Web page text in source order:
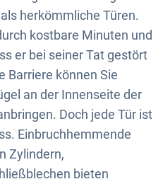
herkömmliche Türen.
kostbare Minuten und
er bei seiner Tat gestört
Barriere können Sie
an der Innenseite der
Doch jede Tür ist
Einbruchhemmende
Zylindern,
bieten